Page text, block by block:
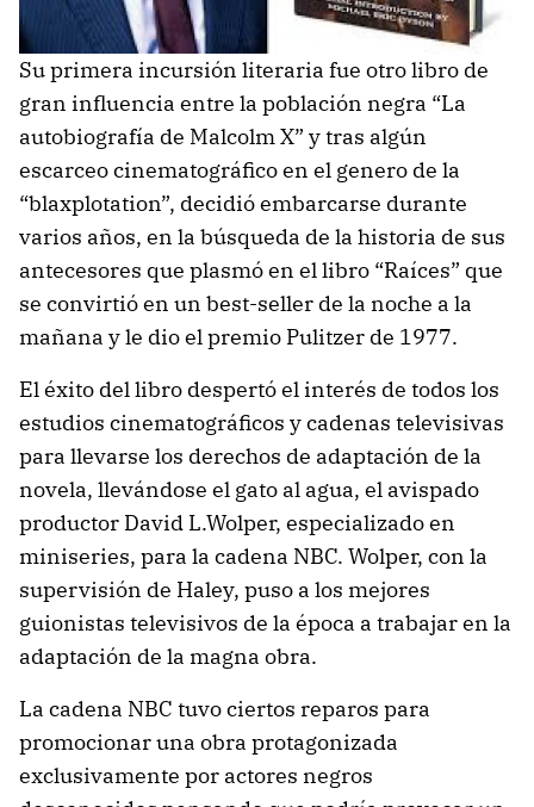
Su primera incursión literaria fue otro libro de
gran influencia entre la población negra “La
autobiografía de Malcolm X” y tras algún
escarceo cinematográfico en el genero de la
“blaxplotation”, decidió embarcarse durante
varios años, en la búsqueda de la historia de sus
antecesores que plasmó en el libro “Raíces” que
se convirtió en un best-seller de la noche a la
mañana y le dio el premio Pulitzer de 1977.
El éxito del libro despertó el interés de todos los
estudios cinematográficos y cadenas televisivas
para llevarse los derechos de adaptación de la
novela, llevándose el gato al agua, el avispado
productor David L.Wolper, especializado en
miniseries, para la cadena NBC. Wolper, con la
supervisión de Haley, puso a los mejores
guionistas televisivos de la época a trabajar en la
adaptación de la magna obra.
La cadena NBC tuvo ciertos reparos para
promocionar una obra protagonizada
exclusivamente por actores negros